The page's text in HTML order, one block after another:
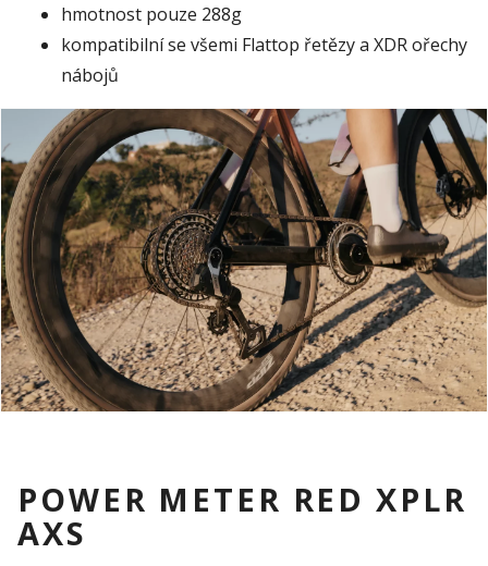
hmotnost pouze 288g
kompatibilní se všemi Flattop řetězy a XDR ořechy
nábojů
POWER METER RED XPLR
AXS